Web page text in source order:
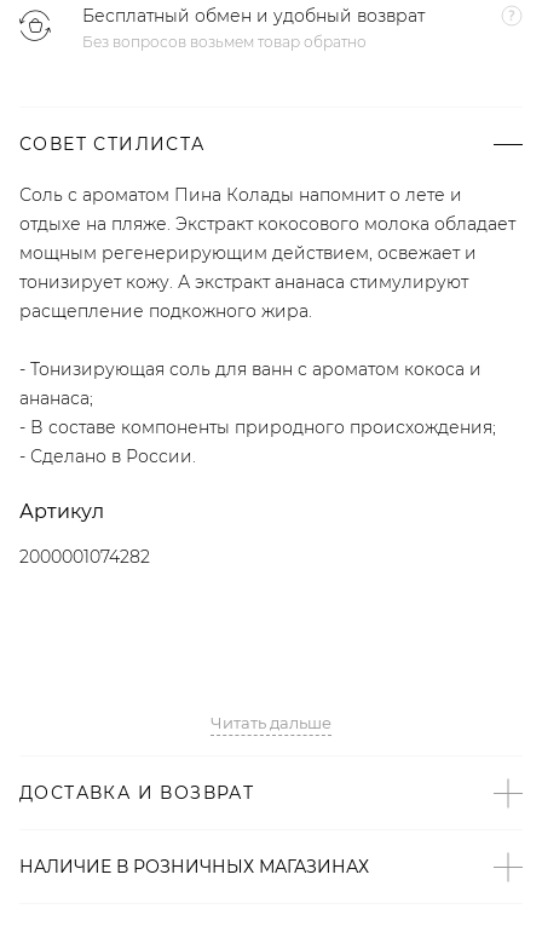
Бесплатный обмен и удобный возврат
Без вопросов возьмем товар обратно
СОВЕТ СТИЛИСТА
Соль с ароматом Пина Колады напомнит о лете и
отдыхе на пляже. Экстракт кокосового молока обладает
мощным регенерирующим действием, освежает и
тонизирует кожу. А экстракт ананаса стимулируют
расщепление подкожного жира.
- Тонизирующая соль для ванн с ароматом кокоса и
ананаса;
- В составе компоненты природного происхождения;
- Сделано в России.
Артикул
2000001074282
Читать дальше
ДОСТАВКА И ВОЗВРАТ
НАЛИЧИЕ В РОЗНИЧНЫХ МАГАЗИНАХ